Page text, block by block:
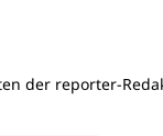
der reporter-